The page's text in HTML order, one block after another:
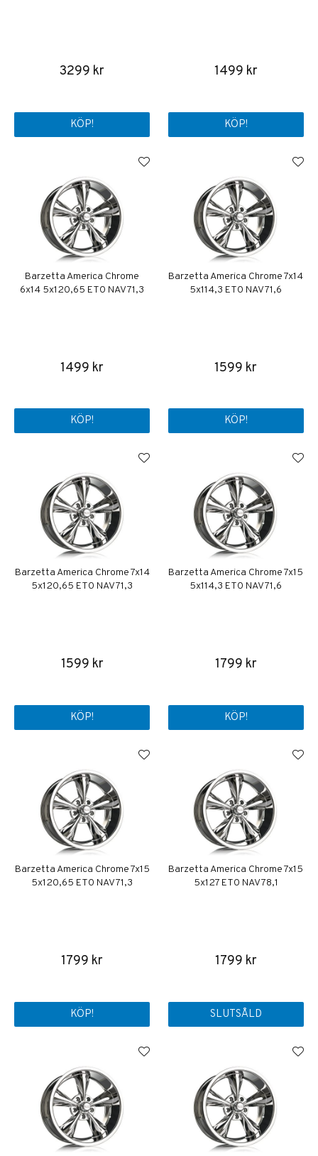
3299 kr
KÖP!
1499 kr
KÖP!
Barzetta America Chrome
6x14 5x120,65 ET0 NAV 71,3
1499 kr
KÖP!
Barzetta America Chrome 7x14
5x114,3 ET0 NAV 71,6
1599 kr
KÖP!
Barzetta America Chrome 7x14
5x120,65 ET0 NAV 71,3
1599 kr
KÖP!
Barzetta America Chrome 7x15
5x114,3 ET0 NAV 71,6
1799 kr
KÖP!
Barzetta America Chrome 7x15
5x120,65 ET0 NAV 71,3
1799 kr
KÖP!
Barzetta America Chrome 7x15
5x127 ET0 NAV 78,1
1799 kr
SLUTSÅLD